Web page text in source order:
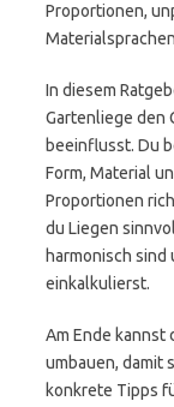
Proportionen,
In diesem
Gartenliege den
beeinflusst. Du
Form, Material
Proportionen
du Liegen
harmonisch
einkalkulierst.
Am Ende
umbauen, damit
konkrete Tipps